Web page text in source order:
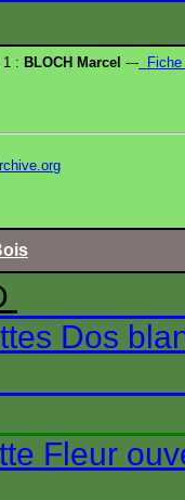
1 : BLOCH Marcel ---